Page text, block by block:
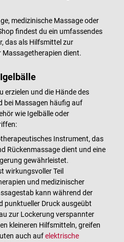
medizinische Massage oder
findest du ein umfassendes
das als Hilfsmittel zur
dient.
erzielen und die Hände des
bei Massagen häufig auf
wie Igelbälle oder
Instrument, das
Rückenmassage dient und eine
gewährleistet.
wirkungsvoller Teil
und medizinischer
kann während der
punktueller Druck ausgeübt
zur Lockerung verspannter
kleineren Hilfsmitteln, greifen
auch aufelektrische